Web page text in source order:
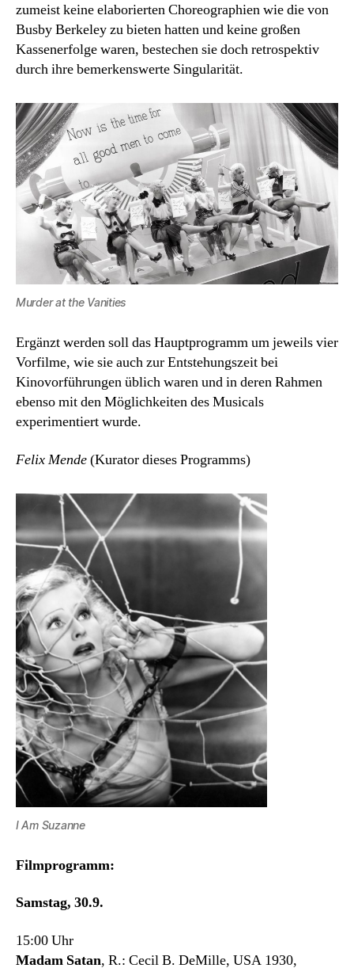
zumeist keine elaborierten Choreographien wie die von
Busby Berkeley zu bieten hatten und keine großen
Kassenerfolge waren, bestechen sie doch retrospektiv
durch ihre bemerkenswerte Singularität.
Murder at the Vanities
Ergänzt werden soll das Hauptprogramm um jeweils vier
Vorfilme, wie sie auch zur Entstehungszeit bei
Kinovorführungen üblich waren und in deren Rahmen
ebenso mit den Möglichkeiten des Musicals
experimentiert wurde.
Felix Mende(Kurator dieses Programms)
I Am Suzanne
Filmprogramm:
Samstag, 30.9.
15:00 Uhr
Madam Satan, R.: Cecil B. DeMille, USA 1930,